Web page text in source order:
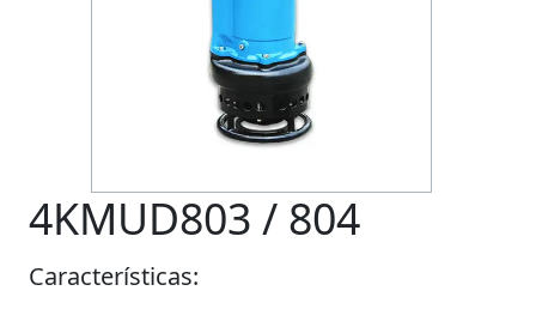
4KMUD803 / 804
Características: